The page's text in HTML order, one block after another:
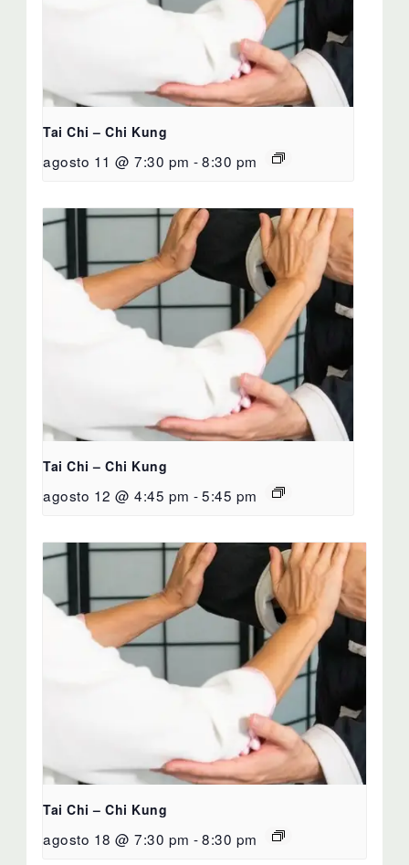
Tai Chi – Chi Kung
agosto 11 @ 7:30 pm -8:30 pm
Tai Chi – Chi Kung
agosto 12 @ 4:45 pm -5:45 pm
Tai Chi – Chi Kung
agosto 18 @ 7:30 pm -8:30 pm